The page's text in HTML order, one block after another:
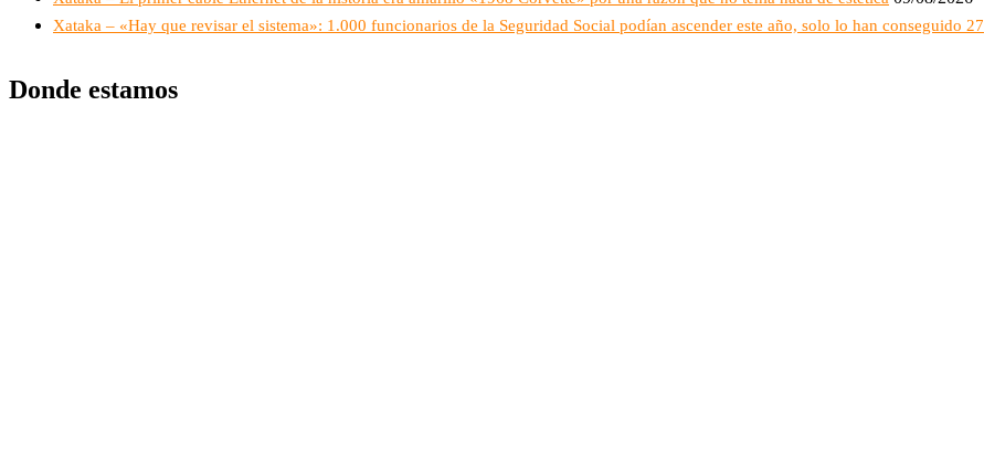
Xataka – «Hay que revisar el sistema»: 1.000 funcionarios de la Seguridad Social podían ascender este año, solo lo han conseguido 27
Donde estamos